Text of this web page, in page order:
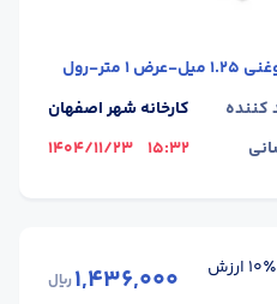
1 متر-رول
کننده
کارخانه شهر اصفهان
15:32
1404/11/23
قیمت بدون ٪۱۰ ارزش
1,436,000ریال